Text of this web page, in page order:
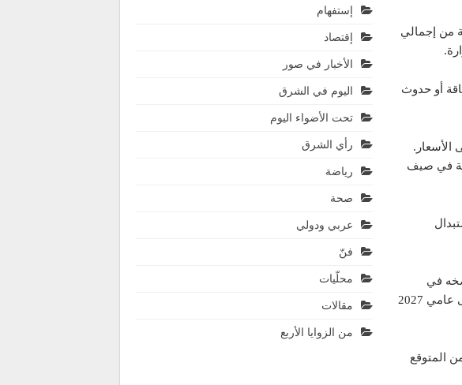
الغاز، أي ما يعادل أقل بقليل من 10 في المائة من إجمالي
أو حدوث
الأسعار.
التعبئة الأولية في صيف
في
التخزين تُقدر بما بين 1.2 مليار يورو و1.5 مليار يورو (1.4 مليار دولار – 1.7 مليار دولار)، موزعة على عامي 2027
و180 مليون يورو، وأنه من المتوقع
إستفهام
إقتصاد
الأخبار في صور
اليوم في الشرق
تحت الأضواء اليوم
رأي الشرق
رياضة
صحة
عربي ودولي
فنّ
محلّيات
مقالات
من الزوايا الأربع